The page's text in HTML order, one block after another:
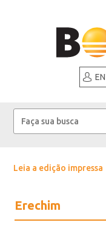
Leia a edição impressa
Erechim